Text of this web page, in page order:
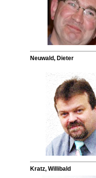
Neuwald, Dieter
Kratz, Willibald